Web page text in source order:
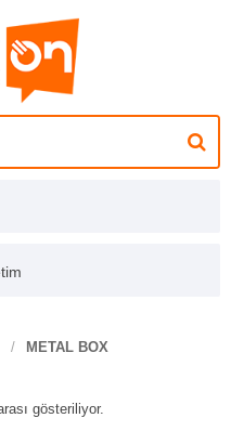
METAL BOX
gösteriliyor.